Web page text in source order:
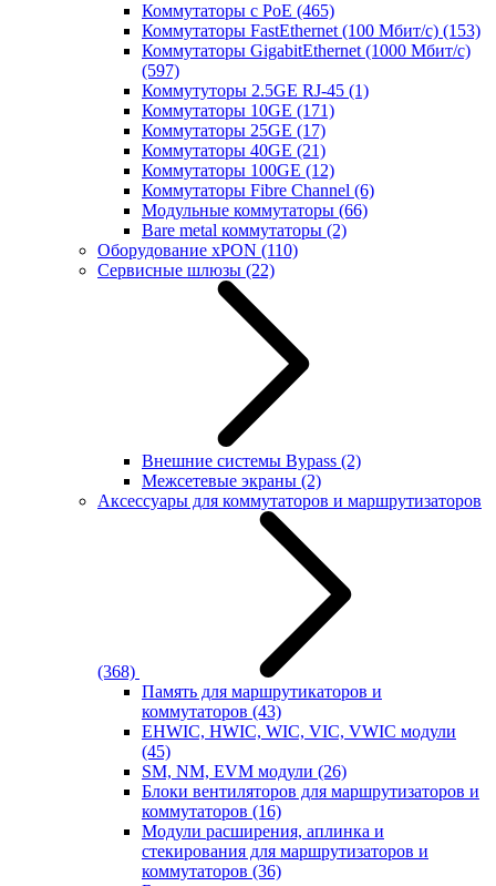
Коммутаторы с PoE (465)
Коммутаторы FastEthernet (100 Мбит/с) (153)
Коммутаторы GigabitEthernet (1000 Мбит/с)
(597)
Коммутуторы 2.5GE RJ-45 (1)
Коммутаторы 10GE (171)
Коммутаторы 25GE (17)
Коммутаторы 40GE (21)
Коммутаторы 100GE (12)
Коммутаторы Fibre Channel (6)
Модульные коммутаторы (66)
Bare metal коммутаторы (2)
Оборудование xPON (110)
Сервисные шлюзы (22)
Внешние системы Bypass (2)
Межсетевые экраны (2)
Аксессуары для коммутаторов и маршрутизаторов
(368)
Память для маршрутикаторов и
коммутаторов (43)
EHWIC, HWIC, WIC, VIC, VWIC модули
(45)
SM, NM, EVM модули (26)
Блоки вентиляторов для маршрутизаторов и
коммутаторов (16)
Модули расширения, аплинка и
стекирования для маршрутизаторов и
коммутаторов (36)